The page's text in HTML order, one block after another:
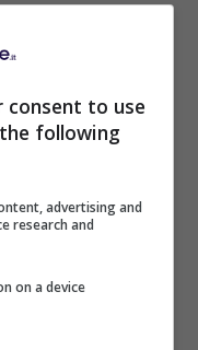
gratis al canale
del Veggente:
esclusivi e in
ammoniti, tiri
to use
following
advertising and
research and
on a device